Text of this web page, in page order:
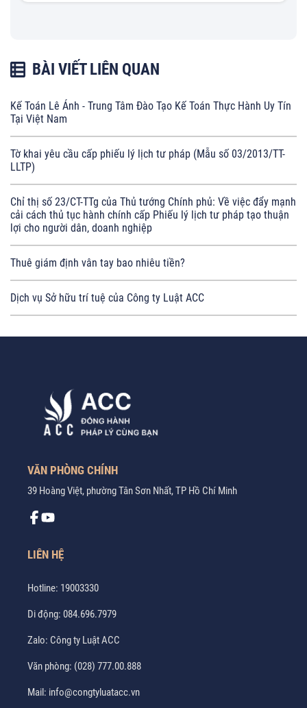
BÀI VIẾT LIÊN QUAN
Kế Toán Lê Ánh - Trung Tâm Đào Tạo Kế Toán Thực Hành Uy Tín
Tại Việt Nam
Tờ khai yêu cầu cấp phiếu lý lịch tư pháp (Mẫu số 03/2013/TT-
LLTP)
Chỉ thị số 23/CT-TTg của Thủ tướng Chính phủ: Về việc đẩy mạnh
cải cách thủ tục hành chính cấp Phiếu lý lịch tư pháp tạo thuận
lợi cho người dân, doanh nghiệp
Thuê giám định vân tay bao nhiêu tiền?
Dịch vụ Sở hữu trí tuệ của Công ty Luật ACC
VĂN PHÒNG CHÍNH
39 Hoàng Việt, phường Tân Sơn Nhất, TP Hồ Chí Minh
LIÊN HỆ
Hotline: 19003330
Di động: 084.696.7979
Zalo: Công ty Luật ACC
Văn phòng: (028) 777.00.888
Mail: info@congtyluatacc.vn